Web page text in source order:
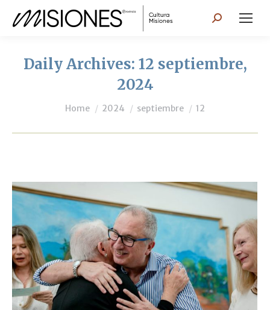
Search:
Daily Archives: 12 septiembre,
2024
You are here:
Home 2024 septiembre 12